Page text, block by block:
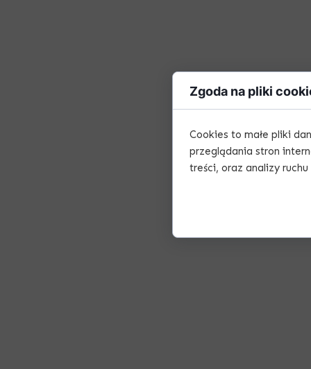
Zgoda na pliki
Cookies to małe pliki
przeglądania stron
treści, oraz analizy